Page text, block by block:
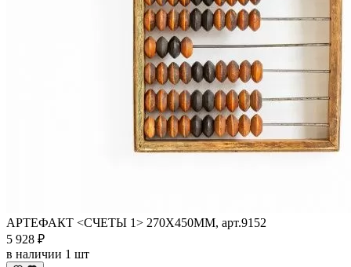
АРТЕФАКТ <СЧЕТЫ 1> 270Х450ММ, арт.9152
5 928 ₽
в наличии 1 шт